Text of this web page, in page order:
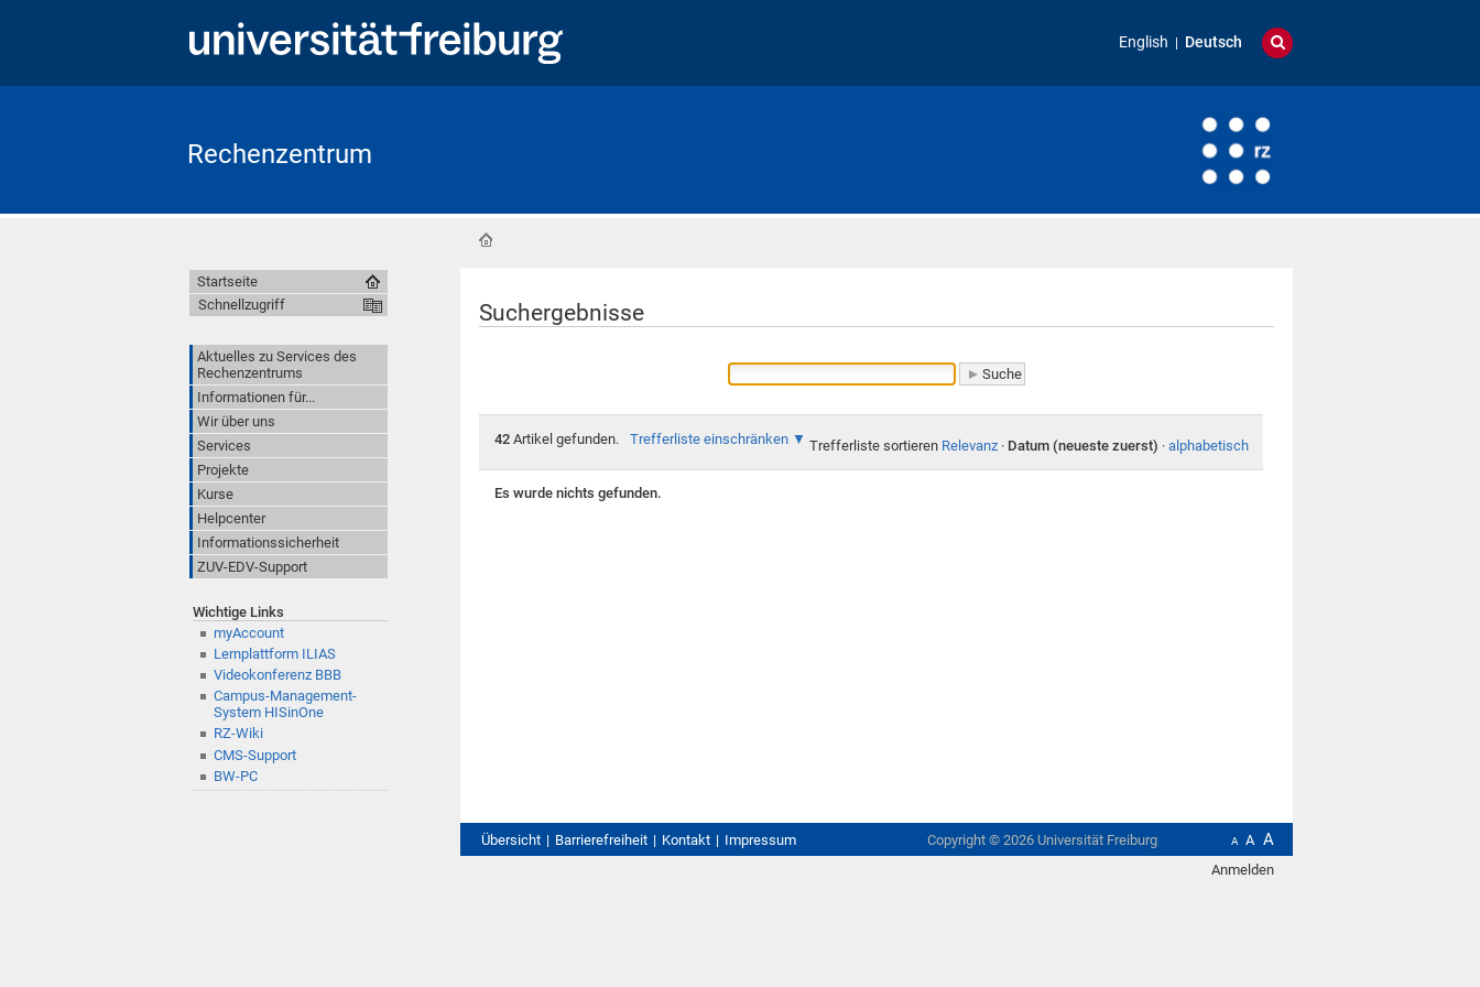
English Deutsch
Rechenzentrum
Suchergebnisse
42Artikel gefunden. Trefferliste einschränken Trefferliste sortieren Relevanz · Datum (neueste zuerst) · alphabetisch
Es wurde nichts gefunden.
Startseite
Schnellzugriff
Aktuelles zu Services des
Rechenzentrums
Informationen für...
Wir über uns
Services
Projekte
Kurse
Helpcenter
Informationssicherheit
ZUV-EDV-Support
Wichtige Links
myAccount
Lernplattform ILIAS
Videokonferenz BBB
Campus-Management-
System HISinOne
RZ-Wiki
CMS-Support
BW-PC
Übersicht Barrierefreiheit Kontakt Impressum A A A
Copyright © 2026Universität Freiburg
Anmelden